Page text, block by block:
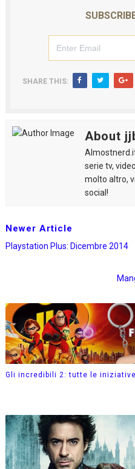
SHARE THIS:
About
serie tv,
molto altro,
social!
Newer Article
Playstation Plus: Dicembre 2014
Gli incredibili 2: tutte le iniziative